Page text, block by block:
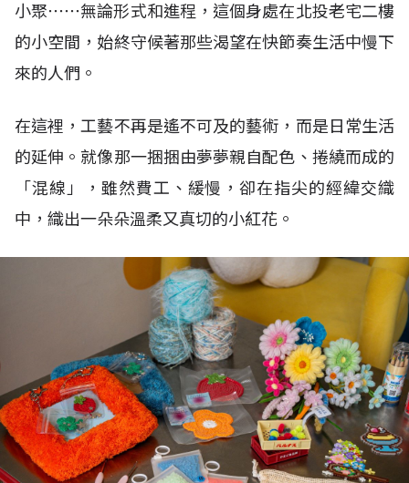
小聚⋯⋯無論形式和進程，這個身處在北投老宅二樓
的小空間，始終守候著那些渴望在快節奏生活中慢下
來的人們。
在這裡，工藝不再是遙不可及的藝術，而是日常生活
的延伸。就像那一捆捆由夢夢親自配色、捲繞而成的
「混線」，雖然費工、緩慢，卻在指尖的經緯交織
中，織出一朵朵溫柔又真切的小紅花。